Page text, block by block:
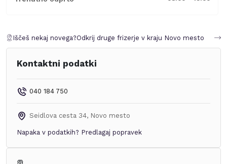
Iščeš nekaj novega?Odkrij druge frizerje v kraju Novo mesto
Kontaktni podatki
040 184 750
Seidlova cesta 34, Novo mesto
Napaka v podatkih? Predlagaj popravek